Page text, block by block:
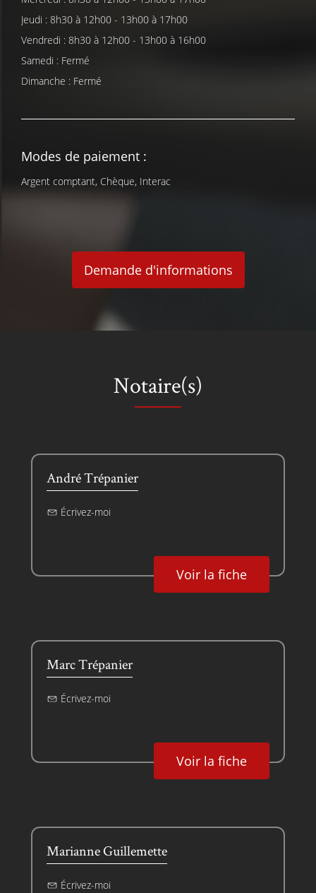
Jeudi : 8h30 à 12h00 - 13h00 à 17h00
Vendredi : 8h30 à 12h00 - 13h00 à 16h00
Samedi : Fermé
Dimanche : Fermé
Modes de paiement :
Argent comptant, Chèque, Interac
Demande d'informations
Notaire(s)
André Trépanier
Écrivez-moi
Voir la fiche
Marc Trépanier
Écrivez-moi
Voir la fiche
Marianne Guillemette
Écrivez-moi